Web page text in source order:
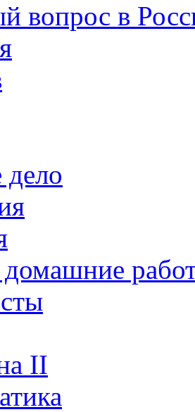
вопрос в
домашние
II